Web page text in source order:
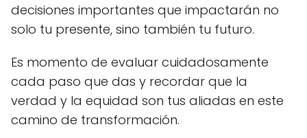
decisiones importantes que impactarán no
solo tu presente, sino también tu futuro.
Es momento de evaluar cuidadosamente
cada paso que das y recordar que la
verdad y la equidad son tus aliadas en este
camino de transformación.